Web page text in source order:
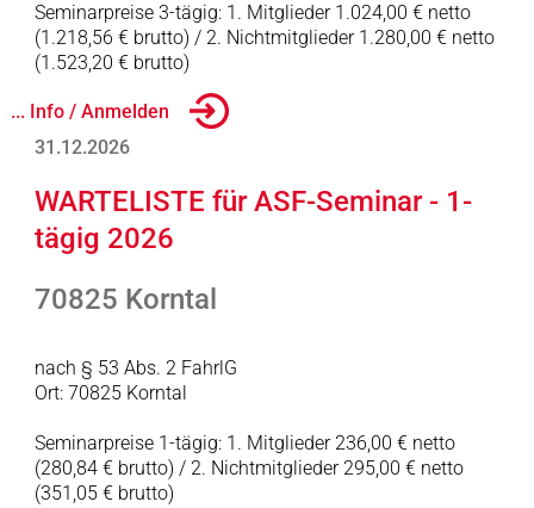
Seminarpreise 3-tägig: 1. Mitglieder 1.024,00 € netto
(1.218,56 € brutto) / 2. Nichtmitglieder 1.280,00 € netto
(1.523,20 € brutto)
... Info / Anmelden
31.12.2026
WARTELISTE für ASF-Seminar - 1-
tägig 2026
70825 Korntal
nach § 53 Abs. 2 FahrlG
Ort: 70825 Korntal
Seminarpreise 1-tägig: 1. Mitglieder 236,00 € netto
(280,84 € brutto) / 2. Nichtmitglieder 295,00 € netto
(351,05 € brutto)